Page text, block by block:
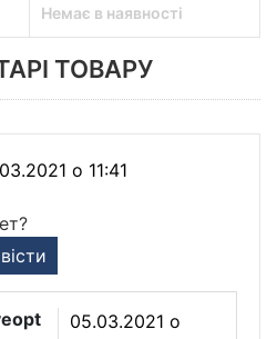
Немає в наявності
ТОВАРУ
о 11:41
05.03.2021 о